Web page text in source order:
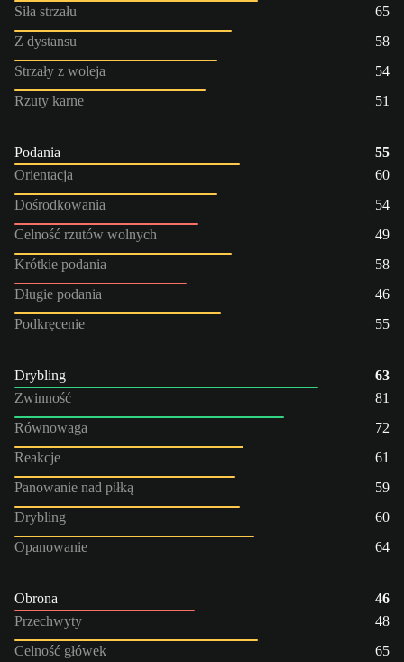
Siła strzału
65
Z dystansu
58
Strzały z woleja
54
Rzuty karne
51
Podania
55
Orientacja
60
Dośrodkowania
54
Celność rzutów wolnych
49
Krótkie podania
58
Długie podania
46
Podkręcenie
55
Drybling
63
Zwinność
81
Równowaga
72
Reakcje
61
Panowanie nad piłką
59
Drybling
60
Opanowanie
64
Obrona
46
Przechwyty
48
Celność główek
65